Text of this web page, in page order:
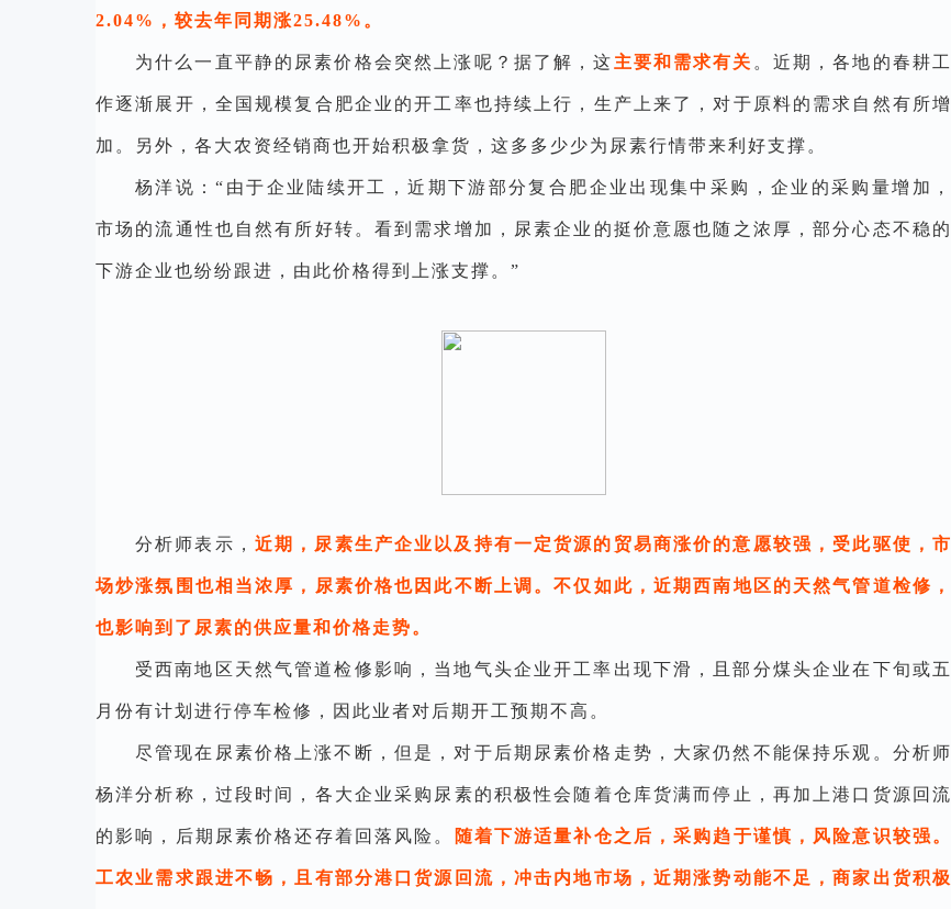
2.04%，较去年同期涨25.48%。
为什么一直平静的尿素价格会突然上涨呢？据了解，这 主要和需求有关 。近期，各地的春耕工
作逐渐展开，全国规模复合肥企业的开工率也持续上行，生产上来了，对于原料的需求自然有所增
加。另外，各大农资经销商也开始积极拿货，这多多少少为尿素行情带来利好支撑。
杨洋说：“由于企业陆续开工，近期下游部分复合肥企业出现集中采购，企业的采购量增加，
市场的流通性也自然有所好转。看到需求增加，尿素企业的挺价意愿也随之浓厚，部分心态不稳的
下游企业也纷纷跟进，由此价格得到上涨支撑。”
分析师表示， 近期，尿素生产企业以及持有一定货源的贸易商涨价的意愿较强，受此驱使，市
场炒涨氛围也相当浓厚，尿素价格也因此不断上调。不仅如此，近期西南地区的天然气管道检修，
也影响到了尿素的供应量和价格走势。
受西南地区天然气管道检修影响，当地气头企业开工率出现下滑，且部分煤头企业在下旬或五
月份有计划进行停车检修，因此业者对后期开工预期不高。
尽管现在尿素价格上涨不断，但是，对于后期尿素价格走势，大家仍然不能保持乐观。分析师
杨洋分析称，过段时间，各大企业采购尿素的积极性会随着仓库货满而停止，再加上港口货源回流
的影响，后期尿素价格还存着回落风险。 随着下游适量补仓之后，采购趋于谨慎，风险意识较强。
工农业需求跟进不畅，且有部分港口货源回流，冲击内地市场，近期涨势动能不足，商家出货积极